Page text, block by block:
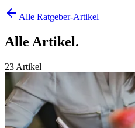
Alle Ratgeber-Artikel
Alle Artikel.
23 Artikel